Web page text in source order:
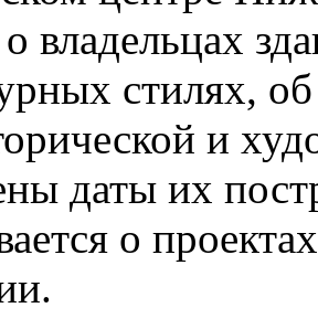
владельцах
стилях,
и
даты их
о